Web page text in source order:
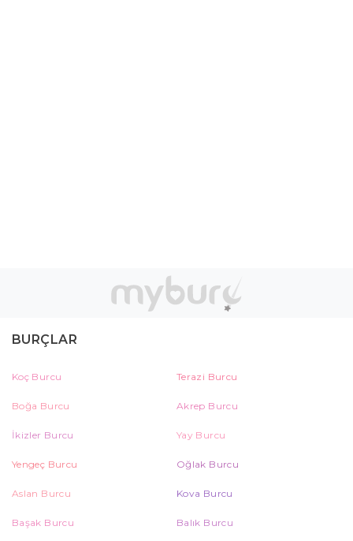
BURÇLAR
Koç Burcu Terazi Burcu
Boğa Burcu Akrep Burcu
İkizler Burcu Yay Burcu
Yengeç Burcu Oğlak Burcu
Aslan Burcu Kova Burcu
Başak Burcu Balık Burcu